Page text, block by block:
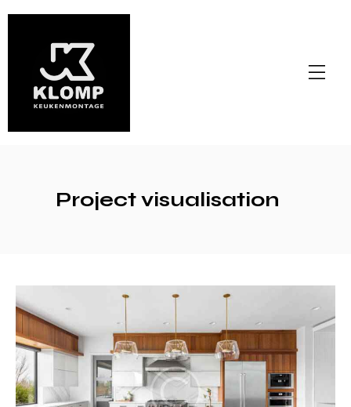
Project visualisation